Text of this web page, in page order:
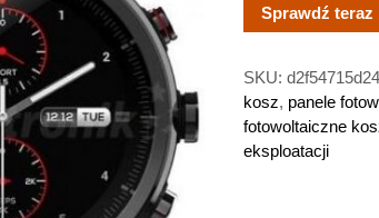
Sprawdź teraz
SKU:
kosz, panele
fotowoltaiczne
eksploatacji